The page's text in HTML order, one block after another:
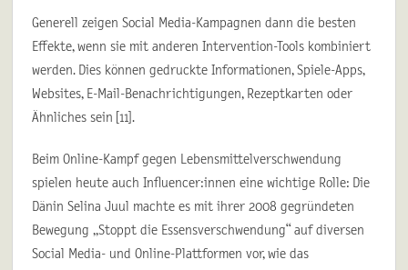
Generell zeigen Social Media-Kampagnen dann die besten
Effekte, wenn sie mit anderen Intervention-Tools kombiniert
werden. Dies können gedruckte Informationen, Spiele-Apps,
Websites, E-Mail-Benachrichtigungen, Rezeptkarten oder
Ähnliches sein [11].
Beim Online-Kampf gegen Lebensmittelverschwendung
spielen heute auch Influencer:innen eine wichtige Rolle: Die
Dänin Selina Juul machte es mit ihrer 2008 gegründeten
Bewegung „Stoppt die Essensverschwendung“ auf diversen
Social Media- und Online-Plattformen vor, wie das